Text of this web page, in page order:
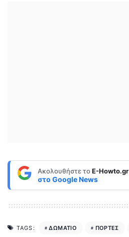
Ακολουθήστε τοE-Howto.gr
στο Google News
TAGS: ΔΩΜΑΤΙΟ ΠΟΡΤΕΣ